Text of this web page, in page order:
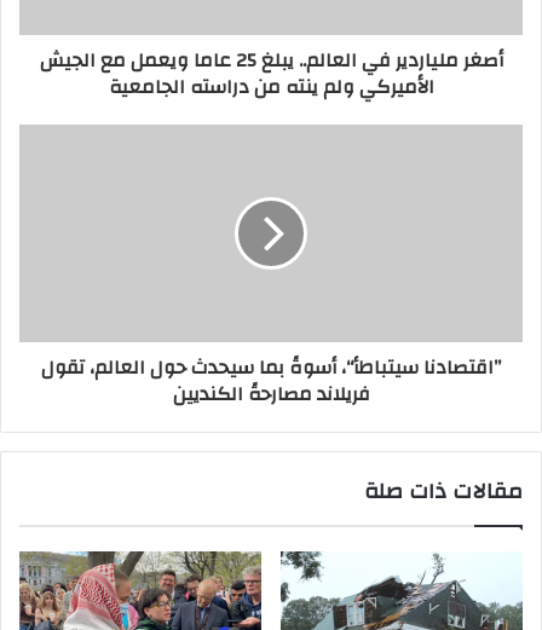
أصغر ملياردير في العالم.. يبلغ 25 عاما ويعمل مع الجيش
الأميركي ولم ينته من دراسته الجامعية
’’اقتصادنا سيتباطأ‘‘، أسوةً بما سيحدث حول العالم، تقول
فريلاند مصارحةً الكنديين
مقالات ذات صلة